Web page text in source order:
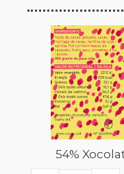
54%